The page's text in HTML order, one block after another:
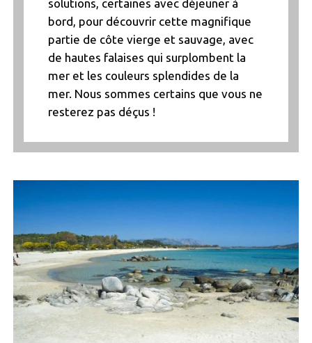
solutions, certaines avec déjeuner à
bord, pour découvrir cette magnifique
partie de côte vierge et sauvage, avec
de hautes falaises qui surplombent la
mer et les couleurs splendides de la
mer. Nous sommes certains que vous ne
resterez pas déçus !